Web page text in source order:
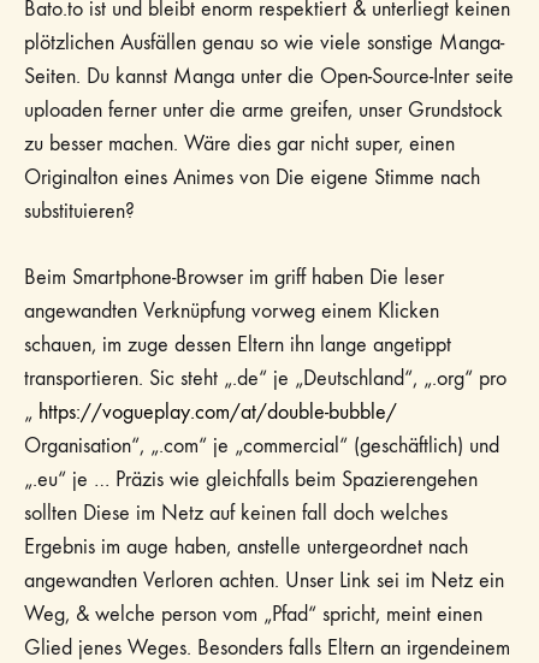
Bato.to ist und bleibt enorm respektiert & unterliegt keinen
plötzlichen Ausfällen genau so wie viele sonstige Manga-
Seiten. Du kannst Manga unter die Open-Source-Inter seite
uploaden ferner unter die arme greifen, unser Grundstock
zu besser machen. Wäre dies gar nicht super, einen
Originalton eines Animes von Die eigene Stimme nach
substituieren?
Beim Smartphone-Browser im griff haben Die leser
angewandten Verknüpfung vorweg einem Klicken
schauen, im zuge dessen Eltern ihn lange angetippt
transportieren. Sic steht „.de“ je „Deutschland“, „.org“ pro
„ https://vogueplay.com/at/double-bubble/
Organisation“, „.com“ je „commercial“ (geschäftlich) und
„.eu“ je … Präzis wie gleichfalls beim Spazierengehen
sollten Diese im Netz auf keinen fall doch welches
Ergebnis im auge haben, anstelle untergeordnet nach
angewandten Verloren achten. Unser Link sei im Netz ein
Weg, & welche person vom „Pfad“ spricht, meint einen
Glied jenes Weges. Besonders falls Eltern an irgendeinem